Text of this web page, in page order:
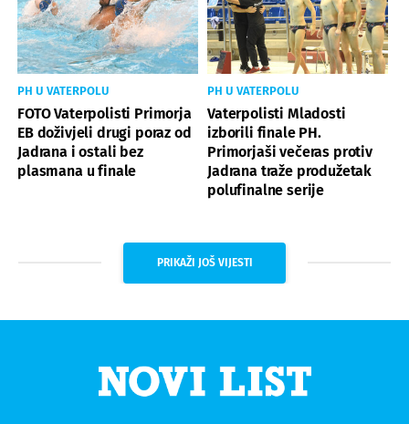
PH U VATERPOLU
FOTO Vaterpolisti Primorja
EB doživjeli drugi poraz od
Jadrana i ostali bez
plasmana u finale
PH U VATERPOLU
Vaterpolisti Mladosti
izborili finale PH.
Primorjaši večeras protiv
Jadrana traže produžetak
polufinalne serije
PRIKAŽI JOŠ VIJESTI